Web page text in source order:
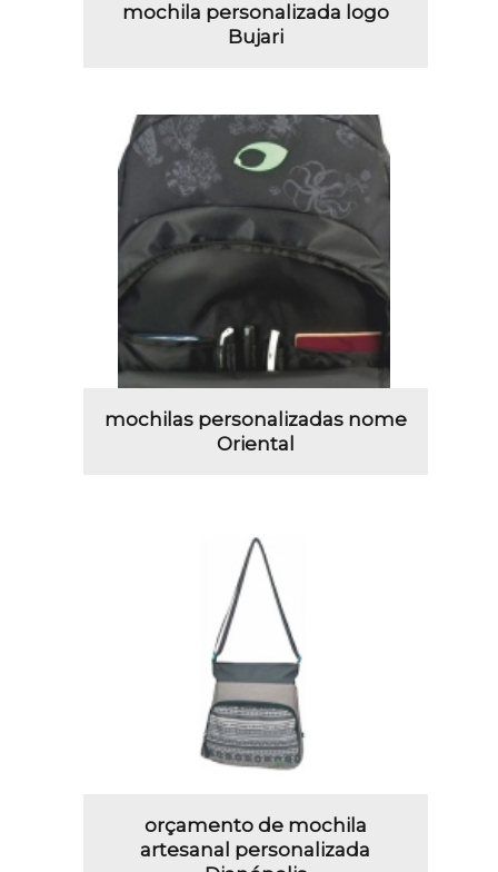
mochila personalizada logo
Bujari
mochilas personalizadas nome
Oriental
orçamento de mochila
artesanal personalizada